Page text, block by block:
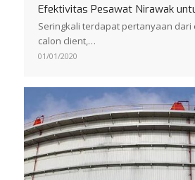
Efektivitas Pesawat Nirawak
Seringkali terdapat pertanyaan dari
calon client,…
01/01/2020